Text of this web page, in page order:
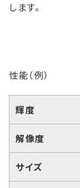
します。
性能（例）
輝度
解像度
サイズ